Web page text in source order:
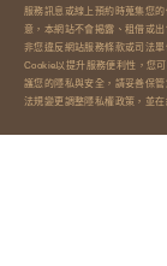
服務訊息或線上預約時蒐集您
意，本網站不會揭露、租借或
非您違反網站服務條款或司法
Cookie以提升服務便利性，您
護您的隱私與安全，請妥善保
法規變更調整隱私權政策，並